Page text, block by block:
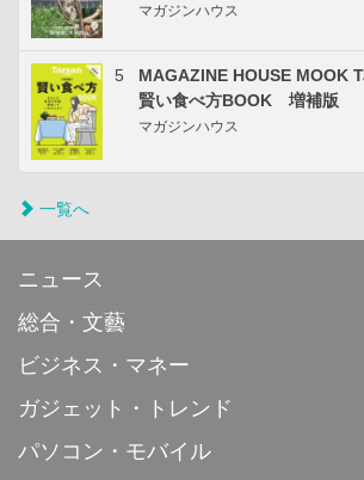
マガジンハウス
5
MAGAZINE HOUSE MOOK
賢い食べ方BOOK 増補版
マガジンハウス
一覧へ
ニュース
総合・文藝
ビジネス・マネー
ガジェット・トレンド
パソコン・モバイル